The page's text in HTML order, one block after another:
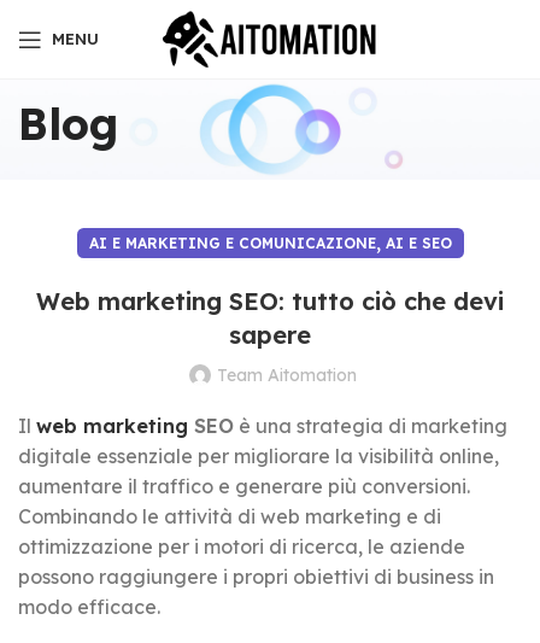
MENU
Blog
AI E MARKETING E COMUNICAZIONE, AI E SEO
Web marketing SEO: tutto ciò che devi
sapere
Team Aitomation
Il web marketing SEO è una strategia di marketing
digitale essenziale per migliorare la visibilità online,
aumentare il traffico e generare più conversioni.
Combinando le attività di web marketing e di
ottimizzazione per i motori di ricerca, le aziende
possono raggiungere i propri obiettivi di business in
modo efficace.